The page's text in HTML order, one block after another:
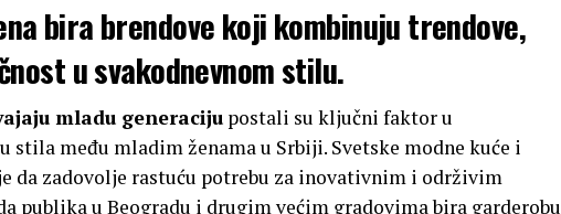
bira brendove koji kombinuju trendove,
u svakodnevnom stilu.
mladu generaciju postali su ključni faktor u
stila među mladim ženama u Srbiji. Svetske modne kuće i
da zadovolje rastuću potrebu za inovativnim i održivim
publika u Beogradu i drugim većim gradovima bira garderobu